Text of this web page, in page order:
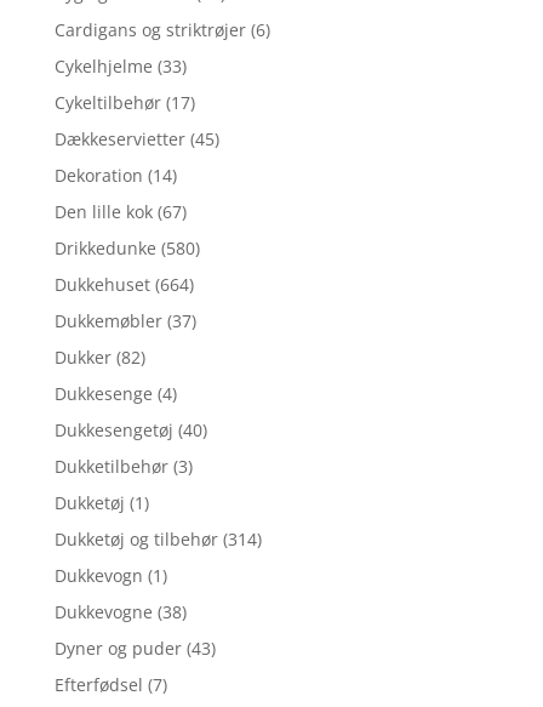
Cardigans og striktrøjer (6)
Cykelhjelme (33)
Cykeltilbehør (17)
Dækkeservietter (45)
Dekoration (14)
Den lille kok (67)
Drikkedunke (580)
Dukkehuset (664)
Dukkemøbler (37)
Dukker (82)
Dukkesenge (4)
Dukkesengetøj (40)
Dukketilbehør (3)
Dukketøj (1)
Dukketøj og tilbehør (314)
Dukkevogn (1)
Dukkevogne (38)
Dyner og puder (43)
Efterfødsel (7)